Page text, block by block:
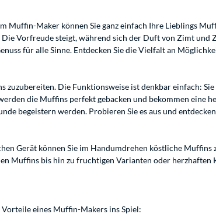
Maker können Sie ganz einfach Ihre Lieblings
Vorfreude steigt, während sich der Duft von Zimt und
für alle Sinne. Entdecken Sie die Vielfalt an
Die Funktionsweise ist denkbar einfach:
die Muffins perfekt gebacken und bekommen eine
begeistern werden. Probieren Sie es aus und
Gerät können Sie im Handumdrehen köstliche
Muffins bis hin zu fruchtigen Varianten oder
eines Muffin-Makers ins Spiel: